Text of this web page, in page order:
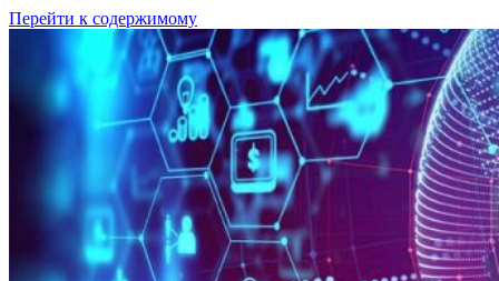
Перейти к содержимому